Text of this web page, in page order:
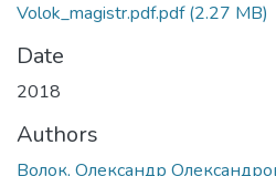
Volok_magistr.pdf.pdf(2.27 MB)
Date
2018
Authors
Волок, Олександр